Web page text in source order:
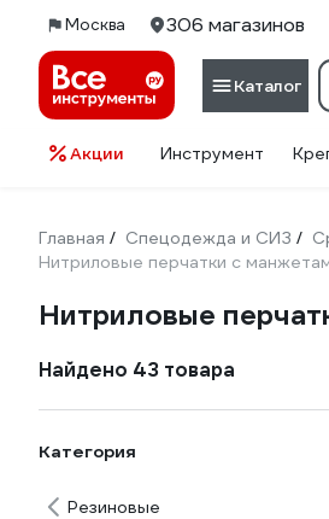
Москва 306 магазинов
Каталог
Акции Инструмент
Главная / Спецодежда и СИЗ /
Нитриловые перчатки с
Нитриловые
Найдено 43 товара
Категория
Резиновые